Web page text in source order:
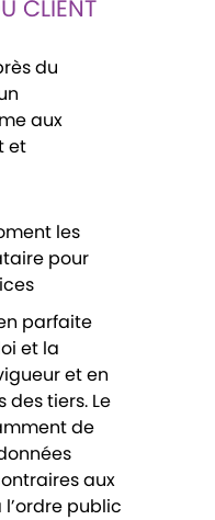
CLIENT
du
aux
et
les
pour
parfaite
et la
et en
tiers. Le
de
aux
public